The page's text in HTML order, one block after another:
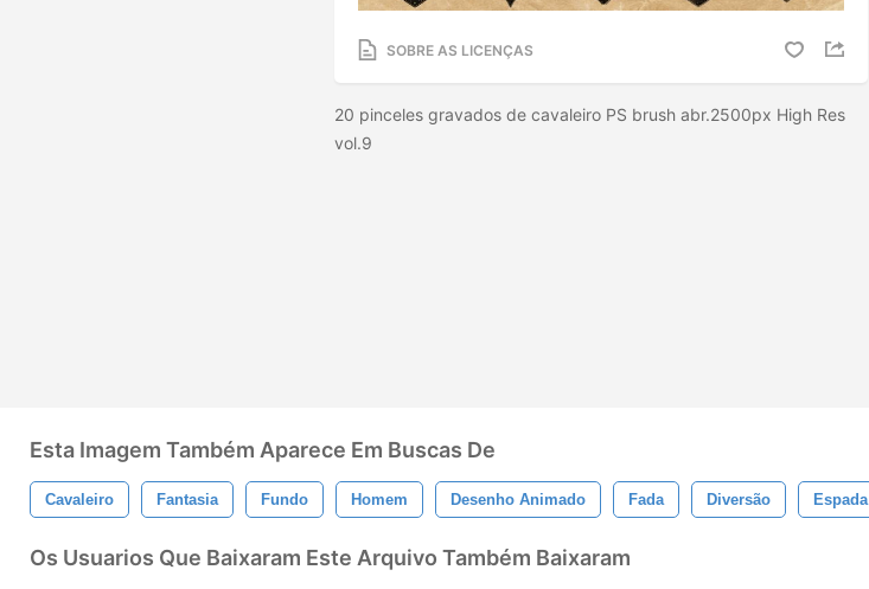
SOBRE AS LICENÇAS
20 pinceles gravados de cavaleiro PS brush abr.2500px High Res
vol.9
Esta Imagem Também Aparece Em Buscas De
Cavaleiro Fantasia Fundo Homem Desenho Animado Fada Diversão Espada
Os Usuarios Que Baixaram Este Arquivo Também Baixaram